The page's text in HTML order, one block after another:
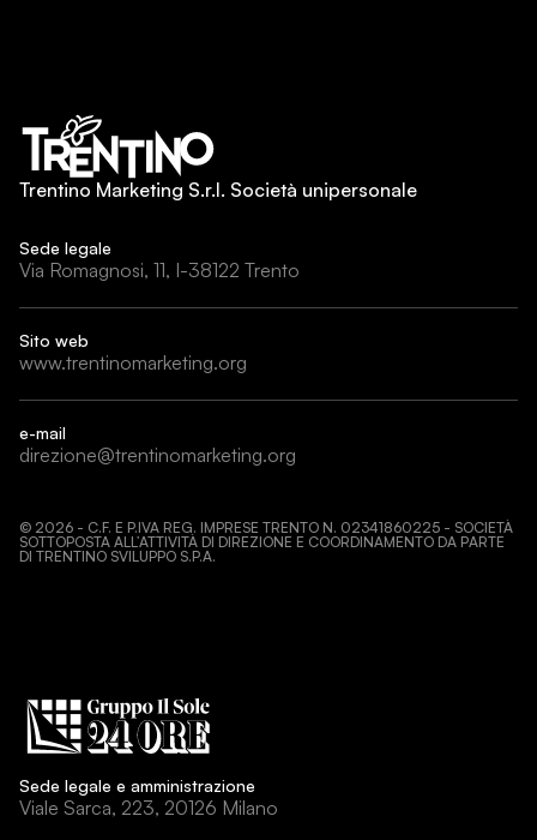
Trentino Marketing S.r.l. Società unipersonale
Sede legale
Via Romagnosi, 11, I-38122 Trento
Sito web
www.trentinomarketing.org
e-mail
direzione@trentinomarketing.org
© 2026 - C.F. E P.IVA REG. IMPRESE TRENTO N. 02341860225 - SOCIETÀ
SOTTOPOSTA ALL’ATTIVITÀ DI DIREZIONE E COORDINAMENTO DA PARTE
DI TRENTINO SVILUPPO S.P.A.
Sede legale e amministrazione
Viale Sarca, 223, 20126 Milano